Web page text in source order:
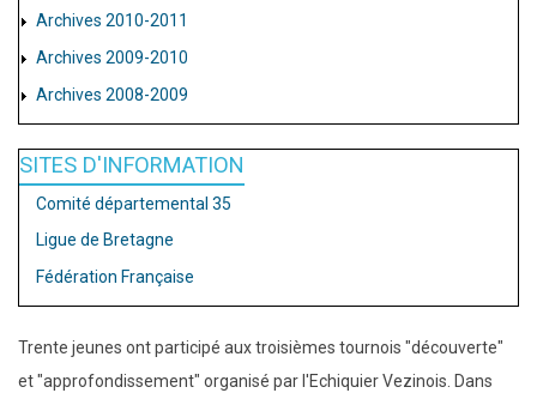
Archives 2010-2011
Archives 2009-2010
Archives 2008-2009
SITES D'INFORMATION
Comité départemental 35
Ligue de Bretagne
Fédération Française
Trente jeunes ont participé aux troisièmes tournois "découverte"
et "approfondissement" organisé par l'Echiquier Vezinois. Dans